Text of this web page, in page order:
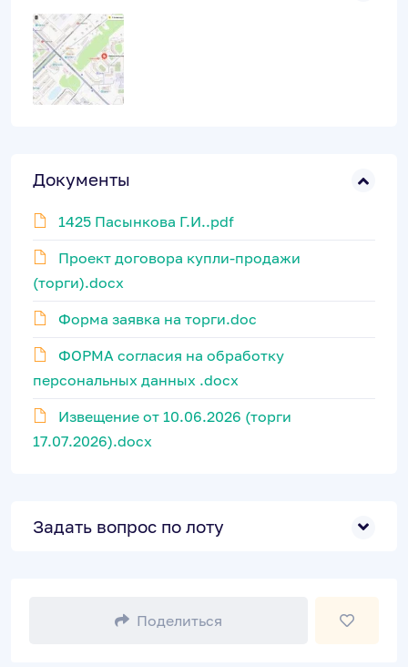
Документы
1425 Пасынкова Г.И..pdf
Проект договора купли-продажи
(торги).docx
Форма заявка на торги.doc
ФОРМА согласия на обработку
персональных данных .docx
Извещение от 10.06.2026 (торги
17.07.2026).docx
Задать вопрос по лоту
Поделиться